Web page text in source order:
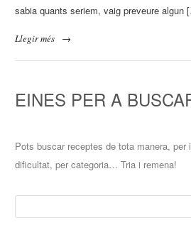
sabia quants seriem, vaig preveure algun
Llegir més →
EINES PER A
Pots buscar receptes de tota manera, per
dificultat, per categoria… Tria i remena!